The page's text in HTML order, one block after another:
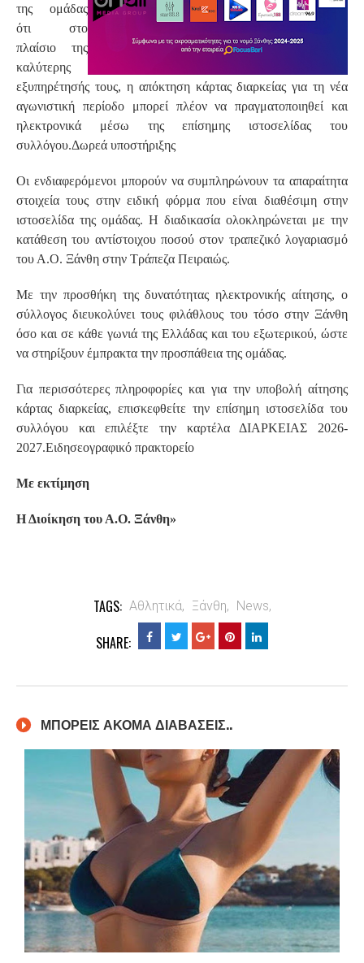
της ομάδας
ότι στο
πλαίσιο της
καλύτερης
εξυπηρέτησής τους, η απόκτηση κάρτας διαρκείας για τη νέα
αγωνιστική περίοδο μπορεί πλέον να πραγματοποιηθεί και
ηλεκτρονικά μέσω της επίσημης ιστοσελίδας του
συλλόγου.Δωρεά υποστήριξης
Οι ενδιαφερόμενοι μπορούν να συμπληρώνουν τα απαραίτητα
στοιχεία τους στην ειδική φόρμα που είναι διαθέσιμη στην
ιστοσελίδα της ομάδας. Η διαδικασία ολοκληρώνεται με την
κατάθεση του αντίστοιχου ποσού στον τραπεζικό λογαριασμό
του Α.Ο. Ξάνθη στην Τράπεζα Πειραιώς.
Με την προσθήκη της δυνατότητας ηλεκτρονικής αίτησης, ο
σύλλογος διευκολύνει τους φιλάθλους του τόσο στην Ξάνθη
όσο και σε κάθε γωνιά της Ελλάδας και του εξωτερικού, ώστε
να στηρίξουν έμπρακτα την προσπάθεια της ομάδας.
Για περισσότερες πληροφορίες και για την υποβολή αίτησης
κάρτας διαρκείας, επισκεφθείτε την επίσημη ιστοσελίδα του
συλλόγου και επιλέξτε την καρτέλα ΔΙΑΡΚΕΙΑΣ 2026-
2027.Ειδησεογραφικό πρακτορείο
Με εκτίμηση
Η Διοίκηση του Α.Ο. Ξάνθη»
TAGS: Αθλητικά, Ξάνθη, News,
SHARE:
ΜΠΟΡΕΙΣ ΑΚΟΜΑ ΔΙΑΒΑΣΕΙΣ..